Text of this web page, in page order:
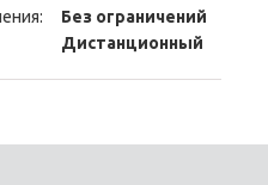
Без ограничений
Дистанционный